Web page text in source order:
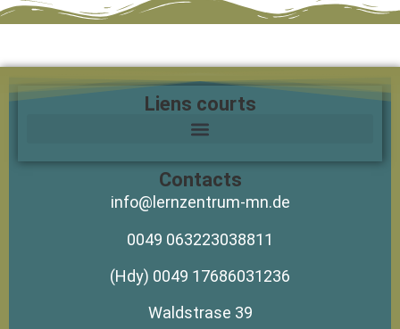
Liens courts
Contacts
info@lernzentrum-mn.de
0049 063223038811
(Hdy) 0049 17686031236
Waldstrase 39